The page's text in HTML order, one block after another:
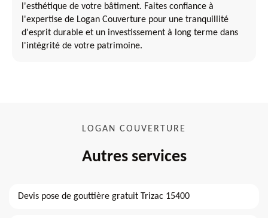
l'esthétique de votre bâtiment. Faites confiance à
l'expertise de Logan Couverture pour une tranquillité
d'esprit durable et un investissement à long terme dans
l'intégrité de votre patrimoine.
LOGAN COUVERTURE
Autres services
Devis pose de gouttière gratuit Trizac 15400